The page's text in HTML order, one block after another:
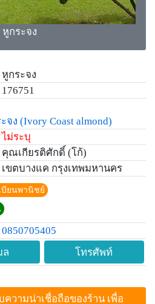
หูกระจง
หูกระจง
176751
จง (Ivory Coast almond)
ไม่ระบุ
คุณเกียรติศักดิ์ (โก้)
เขตบางแค กรุงเทพมหานคร
บียนพานิชย์
0850705405
ล โทรศัพท์
วามน่าเชื่อถือของร้าน เพื่อ